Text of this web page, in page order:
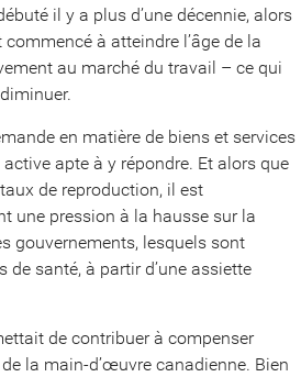
il y a plus d’une décennie, alors
à atteindre l’âge de la
au marché du travail – ce qui
en matière de biens et services
apte à y répondre. Et alors que
de reproduction, il est
une pression à la hausse sur la
gouvernements, lesquels sont
santé, à partir d’une assiette
de contribuer à compenser
la main-d’œuvre canadienne. Bien